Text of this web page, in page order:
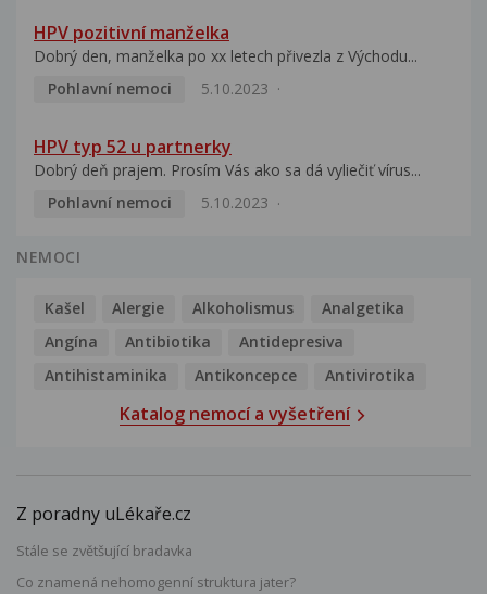
HPV pozitivní manželka
Dobrý den, manželka po xx letech přivezla z Východu...
Pohlavní nemoci
5.10.2023
HPV typ 52 u partnerky
Dobrý deň prajem. Prosím Vás ako sa dá vyliečiť vírus...
Pohlavní nemoci
5.10.2023
NEMOCI
Kašel Alergie Alkoholismus
Analgetika
Angína
Antibiotika
Antidepresiva
Antihistaminika
Antikoncepce Antivirotika
Katalog nemocí a vyšetření
Z poradny uLékaře.cz
Stále se zvětšující bradavka
Co znamená nehomogenní struktura jater?